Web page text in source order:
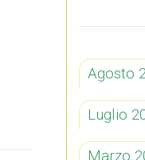
Agosto
Luglio
Marzo